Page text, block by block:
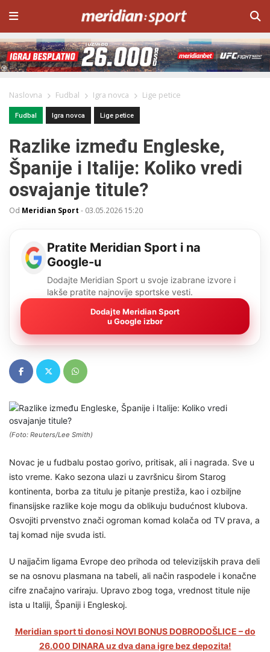
Naslovna Fudbal Igra novca Lige petice
Fudbal Igra novca Lige petice
Razlike između Engleske,
Španije i Italije: Koliko vredi
osvajanje titule?
Od Meridian Sport - 03.05.2026 15:20
Pratite Meridian Sport i na
Google-u
Dodajte Meridian Sport u svoje izabrane izvore i
lakše pratite najnovije sportske vesti.
Dodajte Meridian Sport
u Google izbor
(Foto: Reuters/Lee Smith)
Novac je u fudbalu postao gorivo, pritisak, ali i nagrada. Sve u
isto vreme. Kako sezona ulazi u završnicu širom Starog
kontinenta, borba za titulu je pitanje prestiža, kao i ozbiljne
finansijske razlike koje mogu da oblikuju budućnost klubova.
Osvojiti prvenstvo znači ogroman komad kolača od TV prava, a
taj komad nije svuda isti.
U najjačim ligama Evrope deo prihoda od televizijskih prava deli
se na osnovu plasmana na tabeli, ali način raspodele i konačne
cifre značajno variraju. Upravo zbog toga, vrednost titule nije
ista u Italiji, Španiji i Engleskoj.
Meridian sport ti donosi NOVI BONUS DOBRODOŠLICE – do
26.000 DINARA uz dva dana igre bez depozita!